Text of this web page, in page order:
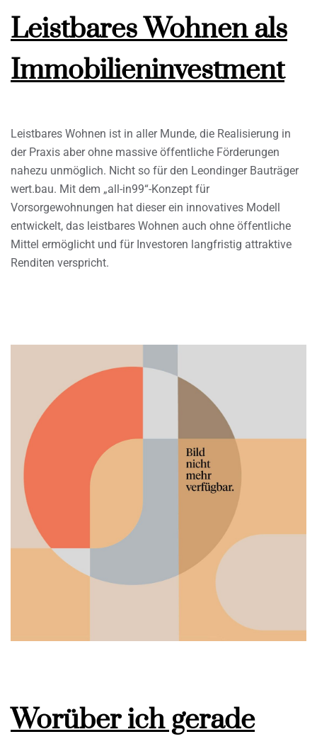
Leistbares Wohnen als
Immobilieninvestment
Leistbares Wohnen ist in aller Munde, die Realisierung in
der Praxis aber ohne massive öffentliche Förderungen
nahezu unmöglich. Nicht so für den Leondinger Bauträger
wert.bau. Mit dem „all-in99“-Konzept für
Vorsorgewohnungen hat dieser ein innovatives Modell
entwickelt, das leistbares Wohnen auch ohne öffentliche
Mittel ermöglicht und für Investoren langfristig attraktive
Renditen verspricht.
Worüber ich gerade